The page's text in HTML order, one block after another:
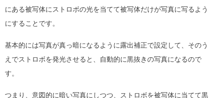
にある被写体にストロボの光を当てて被写体だけが写真に写るよう
にすることです。
基本的には写真が真っ暗になるように露出補正で設定して、そのう
えでストロボを発光させると、自動的に黒抜きの写真になるので
す。
つまり、意図的に暗い写真にしつつ、ストロボを被写体に当てて黒